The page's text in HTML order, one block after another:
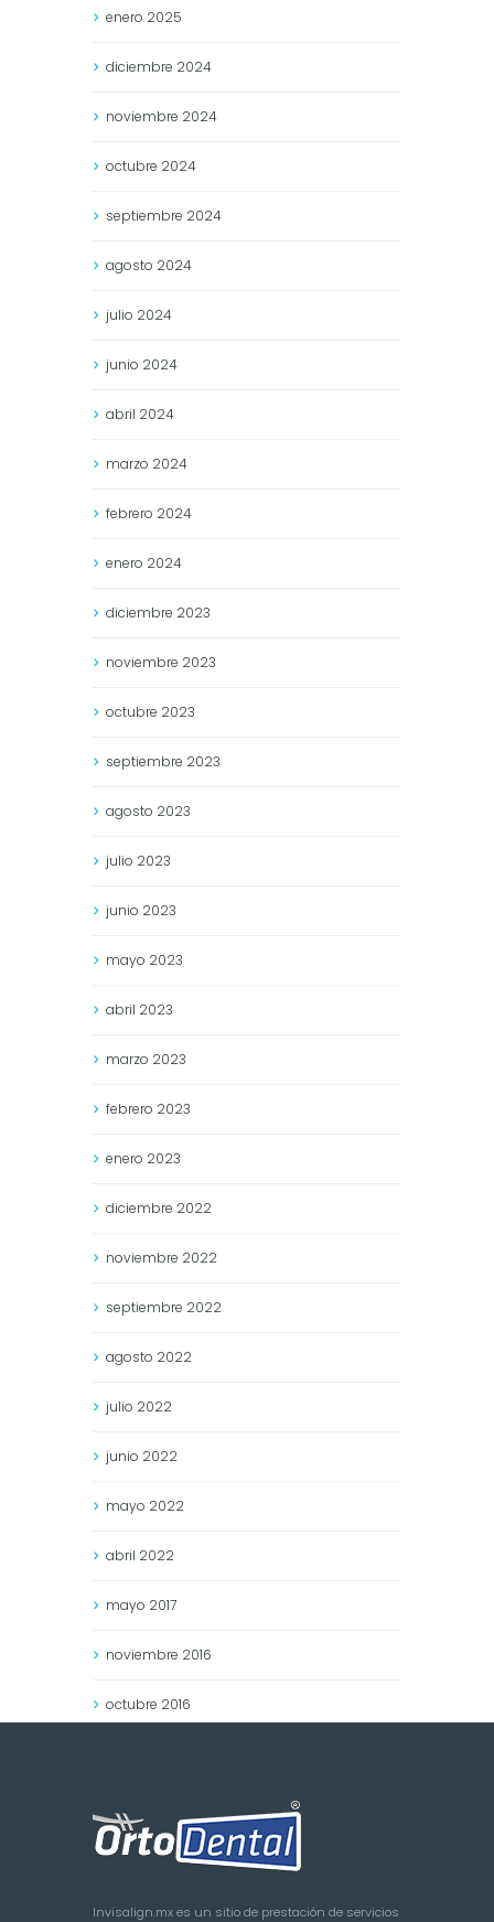
enero 2025
diciembre 2024
noviembre 2024
octubre 2024
septiembre 2024
agosto 2024
julio 2024
junio 2024
abril 2024
marzo 2024
febrero 2024
enero 2024
diciembre 2023
noviembre 2023
octubre 2023
septiembre 2023
agosto 2023
julio 2023
junio 2023
mayo 2023
abril 2023
marzo 2023
febrero 2023
enero 2023
diciembre 2022
noviembre 2022
septiembre 2022
agosto 2022
julio 2022
junio 2022
mayo 2022
abril 2022
mayo 2017
noviembre 2016
octubre 2016
Invisalign.mx es un sitio de prestación de servicios